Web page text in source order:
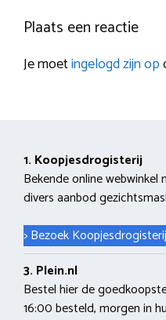
Plaats een reactie
Je moetingelogd zijn op
1. Koopjesdrogisterij
Bekende online
divers aanbod
> Bezoek Koopjesdrogisterij
3. Plein.nl
Bestel hier de
16:00 besteld, morgen in